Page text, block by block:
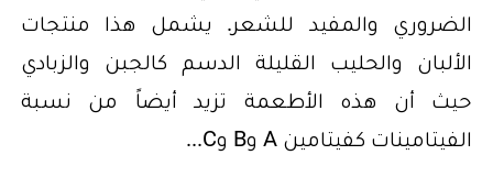
الضروري والمفيد للشعر. يشمل هذا منتجات
الألبان والحليب القليلة الدسم كالجبن والزبادي
حيث أن هذه الأطعمة تزيد أيضاً من نسبة
الفيتامينات كفيتامين A وB وC...